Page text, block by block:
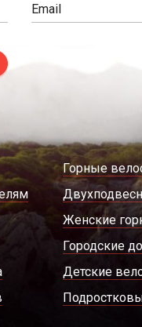
Email
Горные
Женские
Городские
Детские